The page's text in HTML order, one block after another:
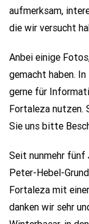
aufmerksam,
die wir versucht
Anbei einige
gemacht haben.
gerne für
Fortaleza nutzen.
Sie uns bitte
Seit nunmehr fünf
Peter-Hebel-
Fortaleza mit
danken wir sehr